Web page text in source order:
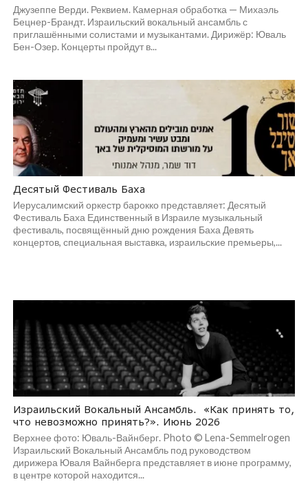
Джузеппе Верди. Реквием. Камерная обработка — Михаэль
Бецнер-Брандт. Израильский вокальный ансамбль с
приглашёнными солистами и музыкантами. Дирижёр: Юваль
Бен-Озер. Концерты пройдут в...
Десятый Фестиваль Баха
Иерусалимский оркестр барокко представляет: Десятый
Фестиваль Баха Единственный в Израиле музыкальный
фестиваль, посвящённый дню рождения Баха Девять
концертов, специальная выставка, израильские премьеры,...
Израильский Вокальный Ансамбль. «Как принять то,
что невозможно принять?». Июнь 2026
Верхнее фото: Юваль-Вайнберг. Photo © Lena-Semmelrogen
Израильский Вокальный Ансамбль под руководством
дирижера Юваля Вайнберга представляет в июне программу,
в центре которой находится...